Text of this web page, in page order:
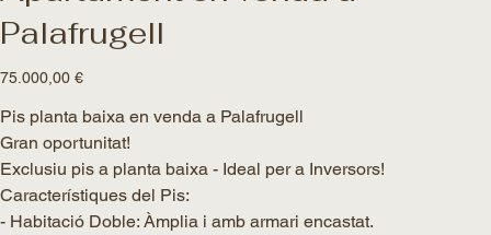
Palafrugell
Preu
75.000,00 €
Pis planta baixa en venda a Palafrugell
Gran oportunitat!
Exclusiu pis a planta baixa - Ideal per a Inversors!
Característiques del Pis:
- Habitació Doble: Àmplia i amb armari encastat.